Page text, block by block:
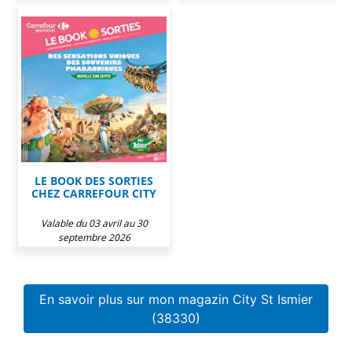
LE BOOK DES SORTIES
CHEZ CARREFOUR CITY
Valable du 03 avril au 30
septembre 2026
En savoir plus sur mon magazin City St Ismier
(38330)